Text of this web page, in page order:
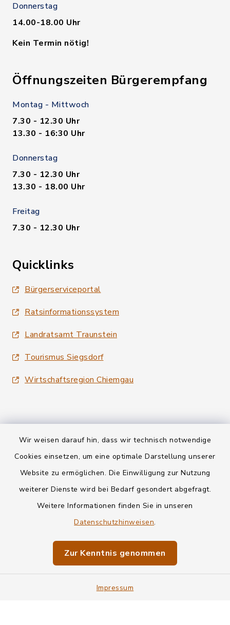
Wir weisen darauf hin, dass wir technisch notwendige
Cookies einsetzen, um eine optimale Darstellung unserer
Website zu ermöglichen. Die Einwilligung zur Nutzung
weiterer Dienste wird bei Bedarf gesondert abgefragt.
Weitere Informationen finden Sie in unseren
Datenschutzhinweisen.
Zur Kenntnis genommen
Impressum
Donnerstag
14.00-18.00 Uhr
Kein Termin nötig!
Öffnungszeiten Bürgerempfang
Montag - Mittwoch
7.30 - 12.30 Uhr
13.30 - 16:30 Uhr
Donnerstag
7.30 - 12.30 Uhr
13.30 - 18.00 Uhr
Freitag
7.30 - 12.30 Uhr
Quicklinks
Bürgerserviceportal
Ratsinformationssystem
Landratsamt Traunstein
Tourismus Siegsdorf
Wirtschaftsregion Chiemgau
Kontakt
Informationspflichten
Impressum
Sitemap